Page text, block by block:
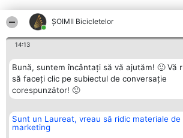
ȘOIMII Bicicletelor
14:13
Bună, suntem încântați să vă ajutăm! 🙂 Vă
să faceți clic pe subiectul de conversație
corespunzător! 🙂
Sunt un Laureat, vreau să ridic materiale de
marketing
Organizator Ranking
BRIGHT SOLUTIONS BR SRL
Plebiscyt